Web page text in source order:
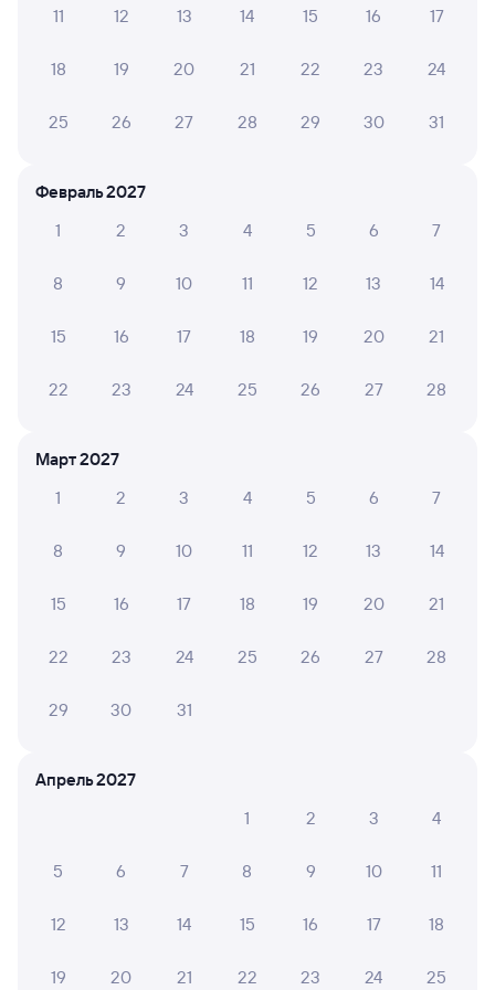
Другие авиарейсы из Омска
Вокзал Омск
11 12 13 14 15 16 17
18 19 20 21 22 23 24
25 26 27 28 29 30 31
Февраль 2027
1
2 3 4 5 6 7
8 9 10 11 12 13 14
15 16 17 18 19 20 21
22 23 24 25 26 27 28
Март 2027
1
2 3 4 5 6 7
8 9 10 11 12 13 14
15 16 17 18 19 20 21
22 23 24 25 26 27 28
29 30 31
Апрель 2027
1
2 3 4
5 6 7 8 9 10 11
12 13 14 15 16 17 18
19 20 21 22 23 24 25